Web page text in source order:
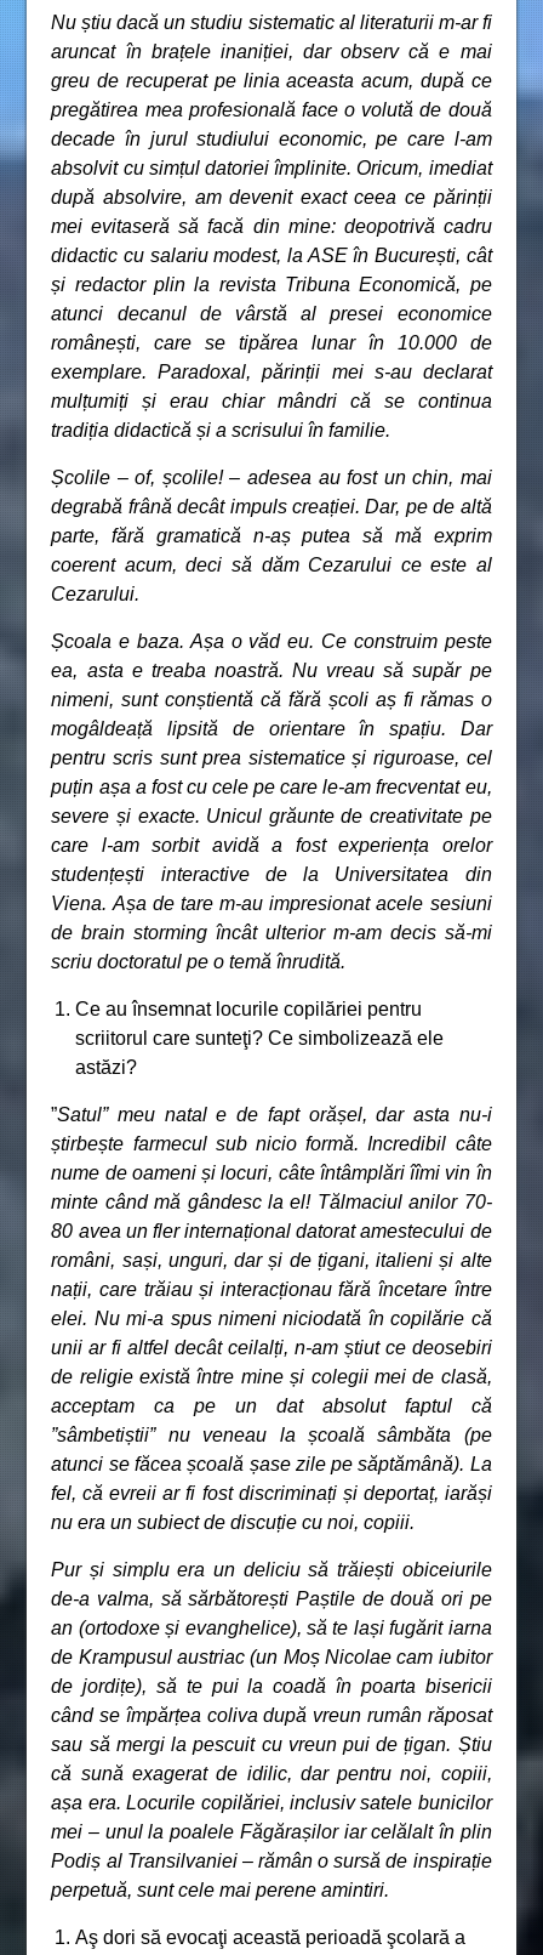
Nu știu dacă un studiu sistematic al literaturii m-ar fi
aruncat în brațele inaniției, dar observ că e mai
greu de recuperat pe linia aceasta acum, după ce
pregătirea mea profesională face o volută de două
decade în jurul studiului economic, pe care l-am
absolvit cu simțul datoriei împlinite. Oricum, imediat
după absolvire, am devenit exact ceea ce părinții
mei evitaseră să facă din mine: deopotrivă cadru
didactic cu salariu modest, la ASE în București, cât
și redactor plin la revista Tribuna Economică, pe
atunci decanul de vârstă al presei economice
românești, care se tipărea lunar în 10.000 de
exemplare. Paradoxal, părinții mei s-au declarat
mulțumiți și erau chiar mândri că se continua
tradiția didactică și a scrisului în familie.
Școlile – of, școlile! – adesea au fost un chin, mai
degrabă frână decât impuls creației. Dar, pe de altă
parte, fără gramatică n-aș putea să mă exprim
coerent acum, deci să dăm Cezarului ce este al
Cezarului.
Școala e baza. Așa o văd eu. Ce construim peste
ea, asta e treaba noastră. Nu vreau să supăr pe
nimeni, sunt conștientă că fără școli aș fi rămas o
mogâldeață lipsită de orientare în spațiu. Dar
pentru scris sunt prea sistematice și riguroase, cel
puțin așa a fost cu cele pe care le-am frecventat eu,
severe și exacte. Unicul grăunte de creativitate pe
care l-am sorbit avidă a fost experiența orelor
studențești interactive de la Universitatea din
Viena. Așa de tare m-au impresionat acele sesiuni
de brain storming încât ulterior m-am decis să-mi
scriu doctoratul pe o temă înrudită.
Ce au însemnat locurile copilăriei pentru
scriitorul care sunteţi? Ce simbolizează ele
astăzi?
”Satul” meu natal e de fapt orășel, dar asta nu-i
știrbește farmecul sub nicio formă. Incredibil câte
nume de oameni și locuri, câte întâmplări îîmi vin în
minte când mă gândesc la el! Tălmaciul anilor 70-
80 avea un fler internațional datorat amestecului de
români, sași, unguri, dar și de țigani, italieni și alte
nații, care trăiau și interacționau fără încetare între
elei. Nu mi-a spus nimeni niciodată în copilărie că
unii ar fi altfel decât ceilalți, n-am știut ce deosebiri
de religie există între mine și colegii mei de clasă,
acceptam ca pe un dat absolut faptul că
”sâmbetiștii” nu veneau la școală sâmbăta (pe
atunci se făcea școală șase zile pe săptămână). La
fel, că evreii ar fi fost discriminați și deportaț, iarăși
nu era un subiect de discuție cu noi, copiii.
Pur și simplu era un deliciu să trăiești obiceiurile
de-a valma, să sărbătorești Paștile de două ori pe
an (ortodoxe și evanghelice), să te lași fugărit iarna
de Krampusul austriac (un Moș Nicolae cam iubitor
de jordițe), să te pui la coadă în poarta bisericii
când se împărțea coliva după vreun rumân răposat
sau să mergi la pescuit cu vreun pui de țigan. Știu
că sună exagerat de idilic, dar pentru noi, copiii,
așa era. Locurile copilăriei, inclusiv satele bunicilor
mei – unul la poalele Făgărașilor iar celălalt în plin
Podiș al Transilvaniei – rămân o sursă de inspirație
perpetuă, sunt cele mai perene amintiri.
Aş dori să evocaţi această perioadă şcolară a